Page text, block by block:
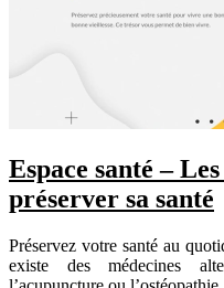
Espace santé –
préserver sa santé
Préservez votre santé au
existe des médecines